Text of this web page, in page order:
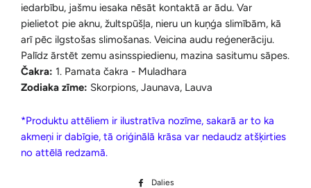
iedarbību, jašmu iesaka nēsāt kontaktā ar ādu. Var
pielietot pie aknu, žultspūšļa, nieru un kuņģa slimībām, kā
arī pēc ilgstošas slimošanas. Veicina audu reģenerāciju.
Palīdz ārstēt zemu asinsspiedienu, mazina sasitumu sāpes.
Čakra: 1. Pamata čakra - Muladhara
Zodiaka zīme: Skorpions, Jaunava, Lauva
*Produktu attēliem ir ilustratīva nozīme, sakarā ar to ka
akmeņi ir dabīgie, tā oriģinālā krāsa var nedaudz atšķirties
no attēlā redzamā.
Dalies